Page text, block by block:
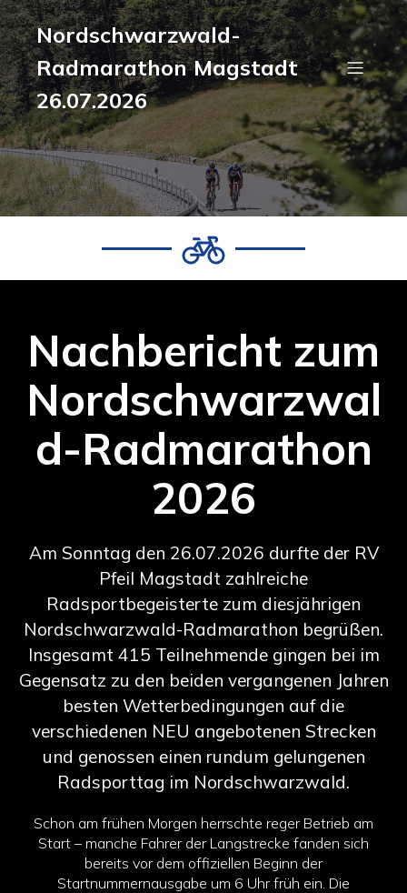
Nordschwarzwald-
Radmarathon Magstadt
26.07.2026
Nachbericht zum
Nordschwarzwal
d-Radmarathon
2026
Am Sonntag den 26.07.2026 durfte der RV
Pfeil Magstadt zahlreiche
Radsportbegeisterte zum diesjährigen
Nordschwarzwald-Radmarathon begrüßen.
Insgesamt 415 Teilnehmende gingen bei im
Gegensatz zu den beiden vergangenen Jahren
besten Wetterbedingungen auf die
verschiedenen NEU angebotenen Strecken
und genossen einen rundum gelungenen
Radsporttag im Nordschwarzwald.
Schon am frühen Morgen herrschte reger Betrieb am
Start – manche Fahrer der Langstrecke fanden sich
bereits vor dem offiziellen Beginn der
Startnummernausgabe um 6 Uhr früh ein. Die